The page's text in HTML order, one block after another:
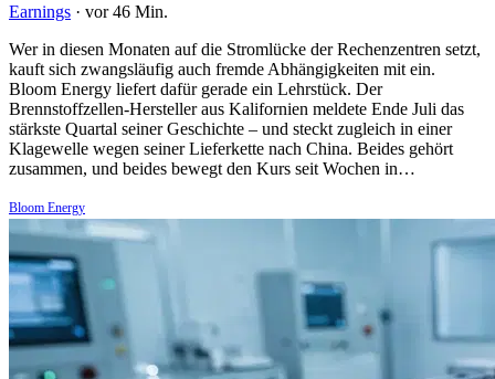
Earnings · vor 46 Min.
Wer in diesen Monaten auf die Stromlücke der Rechenzentren setzt,
kauft sich zwangsläufig auch fremde Abhängigkeiten mit ein.
Bloom Energy liefert dafür gerade ein Lehrstück. Der
Brennstoffzellen-Hersteller aus Kalifornien meldete Ende Juli das
stärkste Quartal seiner Geschichte – und steckt zugleich in einer
Klagewelle wegen seiner Lieferkette nach China. Beides gehört
zusammen, und beides bewegt den Kurs seit Wochen in…
Bloom Energy